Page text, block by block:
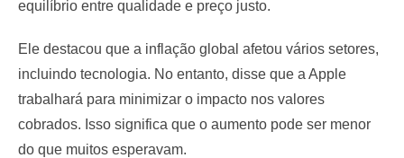
equilíbrio entre qualidade e preço justo.
Ele destacou que a inflação global afetou vários setores,
incluindo tecnologia. No entanto, disse que a Apple
trabalhará para minimizar o impacto nos valores
cobrados. Isso significa que o aumento pode ser menor
do que muitos esperavam.